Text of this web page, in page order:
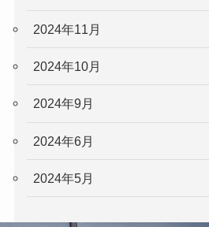
2024年11月
2024年10月
2024年9月
2024年6月
2024年5月